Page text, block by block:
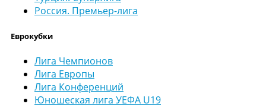
Россия. Премьер-лига
Еврокубки
Лига Чемпионов
Лига Европы
Лига Конференций
Юношеская лига УЕФА U19